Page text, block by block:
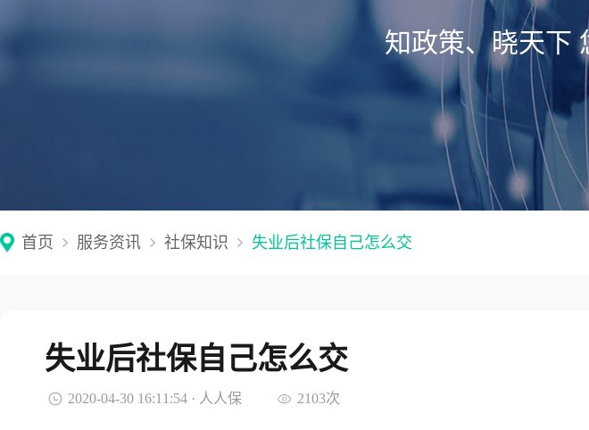
知政策、晓天下
首页 服务资讯 社保知识 失业后社保自己怎么交
失业后社保自己怎么交
2020-04-30 16:11:54 · 人人保 2103次